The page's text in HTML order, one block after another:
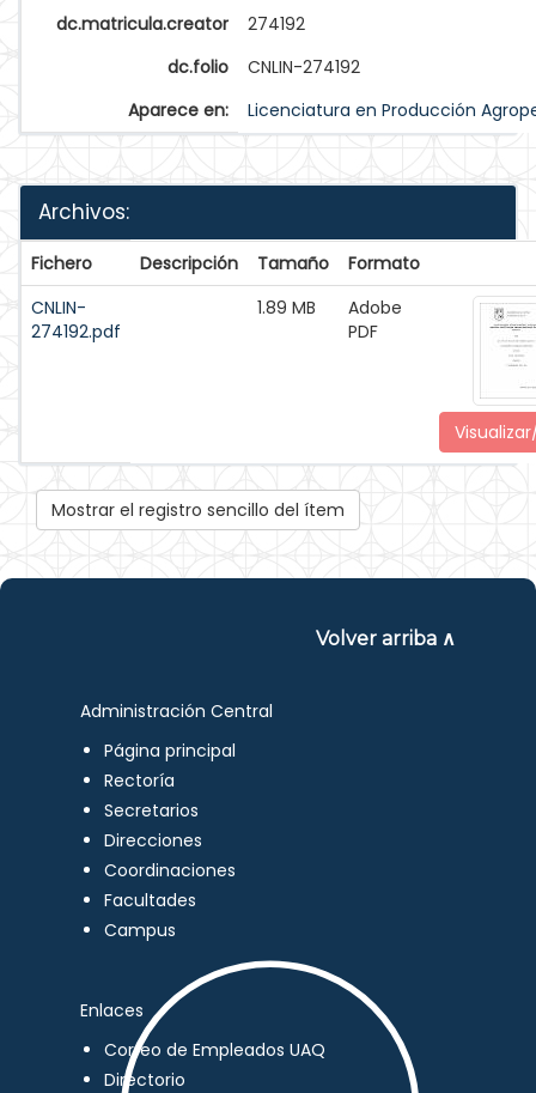
dc.matricula.creator
274192
dc.folio
CNLIN-274192
Aparece en:
Licenciatura en Producción
Archivos:
Fichero Descripción Tamaño
Formato
CNLIN-
274192.pdf
1.89 MB
Adobe
PDF
Mostrar el registro sencillo del ítem
Volver arriba ∧
Administración Central
Página principal
Rectoría
Secretarios
Direcciones
Coordinaciones
Facultades
Campus
Enlaces
Correo de Empleados UAQ
Directorio